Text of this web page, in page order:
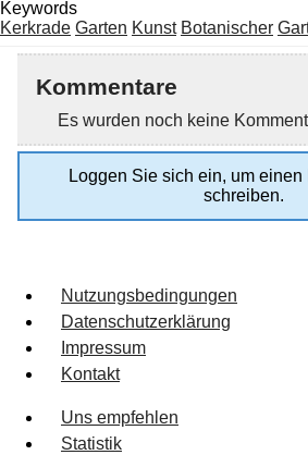
Keywords
Kerkrade Garten Kunst Botanischer
Kommentare
Es wurden noch keine
Loggen Sie sich ein, um einen
schreiben.
Nutzungsbedingungen
Datenschutzerklärung
Impressum
Kontakt
Uns empfehlen
Statistik